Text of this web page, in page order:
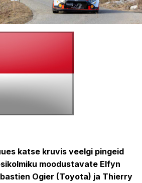
katse kruvis veelgi pingeid
moodustavate Elfyn
Ogier (Toyota) ja Thierry